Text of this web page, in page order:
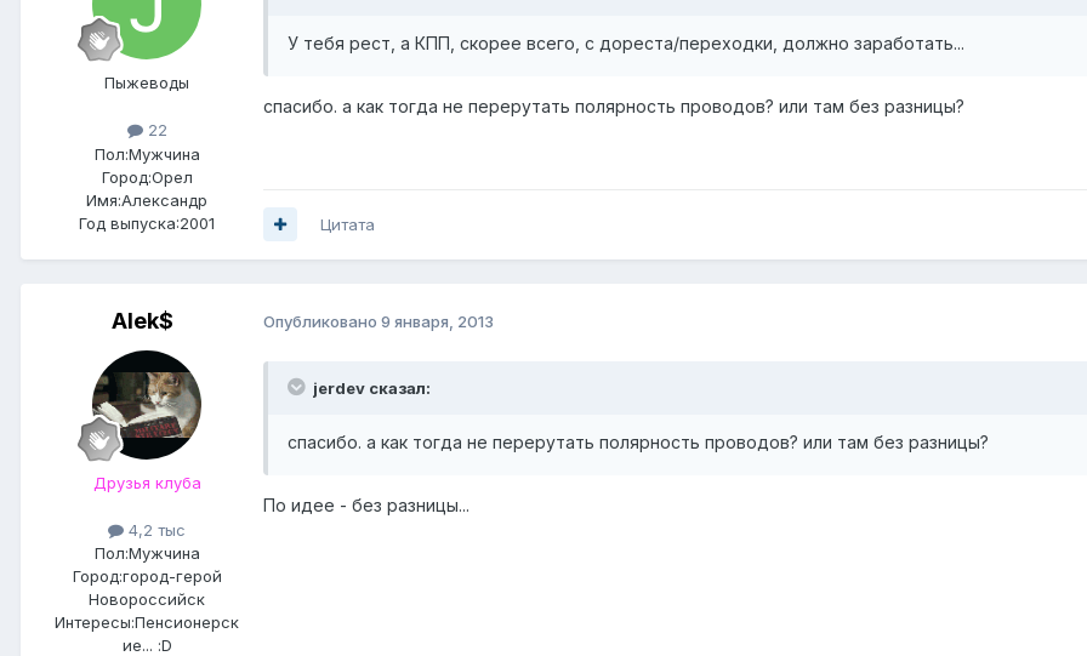
Пыжеводы
22
Пол:Мужчина
Город:Орел
Имя:Александр
Год выпуска:2001
У тебя рест, а КПП, скорее всего, с дореста/переходки, должно заработать...
спасибо. а как тогда не перерутать полярность проводов? или там без разницы?
Цитата
Alek$
Друзья клуба
4,2 тыс
Пол:Мужчина
Город:город-герой
Новороссийск
Интересы:Пенсионерск
ие... :D
Опубликовано 9 января, 2013
jerdev сказал:
спасибо. а как тогда не перерутать полярность проводов? или там без разницы?
По идее - без разницы...